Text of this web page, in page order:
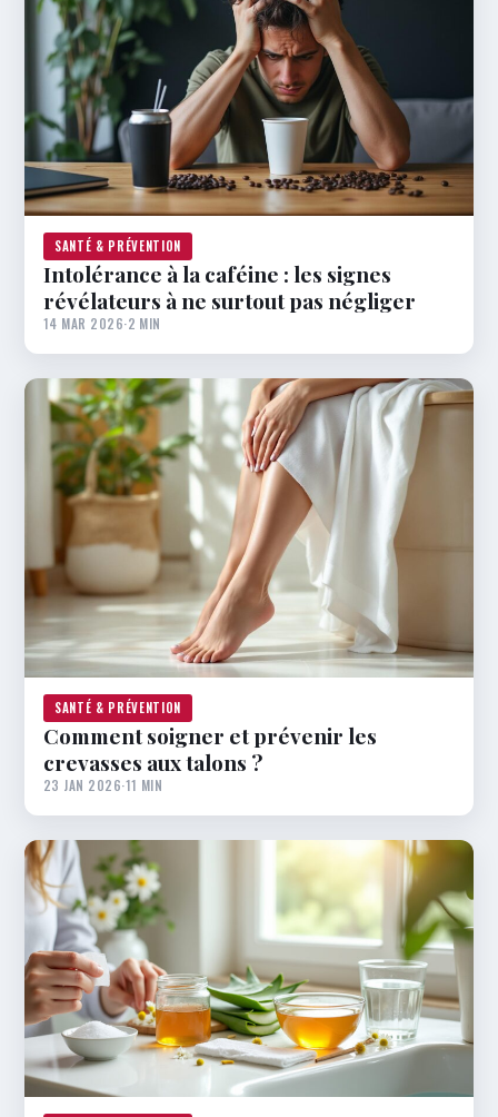
SANTÉ & PRÉVENTION
Intolérance à la caféine : les signes
révélateurs à ne surtout pas négliger
14 MAR 2026·2 MIN
SANTÉ & PRÉVENTION
Comment soigner et prévenir les
crevasses aux talons ?
23 JAN 2026·11 MIN